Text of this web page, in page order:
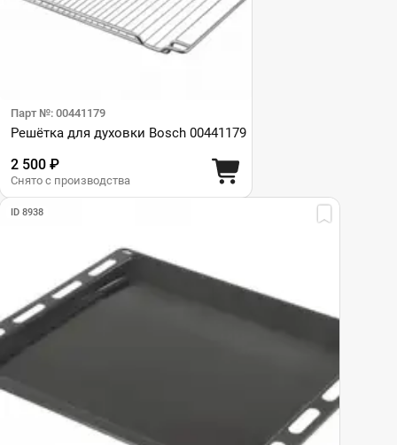
Парт №: 00441179
Решётка для духовки Bosch 00441179
2 500 ₽
Снято с производства
ID 8938